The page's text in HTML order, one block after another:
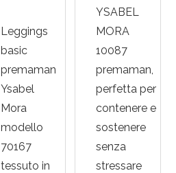
Leggings
basic
premaman
Ysabel
Mora
modello
70167
tessuto in
YSABEL
MORA
10087
premaman,
perfetta per
contenere e
sostenere
senza
stressare